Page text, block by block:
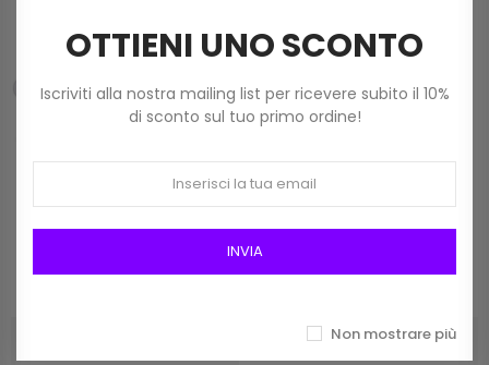
2,50 €
Prodotti della stessa categoria
OTTIENI UNO SCONTO
Iscriviti alla nostra mailing list per ricevere subito il 10%
di sconto sul tuo primo ordine!
INVIA
Non mostrare più